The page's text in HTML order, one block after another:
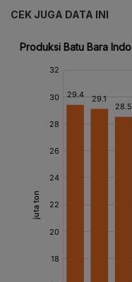
CEK JUGA DATA INI